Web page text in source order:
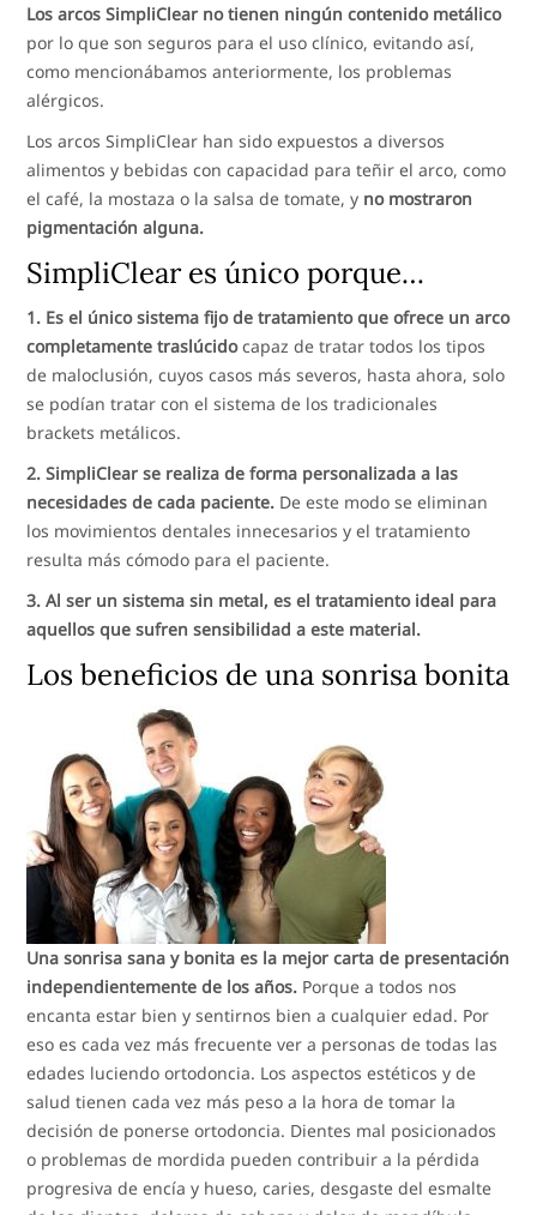
Los arcos SimpliClear no tienen ningún contenido metálico
por lo que son seguros para el uso clínico, evitando así,
como mencionábamos anteriormente, los problemas
alérgicos.
Los arcos SimpliClear han sido expuestos a diversos
alimentos y bebidas con capacidad para teñir el arco, como
el café, la mostaza o la salsa de tomate, y no mostraron
pigmentación alguna.
SimpliClear es único porque…
1. Es el único sistema fijo de tratamiento que ofrece un arco
completamente traslúcidocapaz de tratar todos los tipos
de maloclusión, cuyos casos más severos, hasta ahora, solo
se podían tratar con el sistema de los tradicionales
brackets metálicos.
2. SimpliClear se realiza de forma personalizada a las
necesidades de cada paciente. De este modo se eliminan
los movimientos dentales innecesarios y el tratamiento
resulta más cómodo para el paciente.
3. Al ser un sistema sin metal, es el tratamiento ideal para
aquellos que sufren sensibilidad a este material.
Los beneficios de una sonrisa bonita
Una sonrisa sana y bonita es la mejor carta de presentación
independientemente de los años. Porque a todos nos
encanta estar bien y sentirnos bien a cualquier edad. Por
eso es cada vez más frecuente ver a personas de todas las
edades luciendo ortodoncia. Los aspectos estéticos y de
salud tienen cada vez más peso a la hora de tomar la
decisión de ponerse ortodoncia. Dientes mal posicionados
o problemas de mordida pueden contribuir a la pérdida
progresiva de encía y hueso, caries, desgaste del esmalte